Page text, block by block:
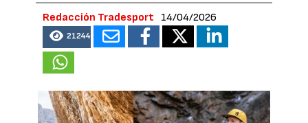
Redacción Tradesport 14/04/2026
21244